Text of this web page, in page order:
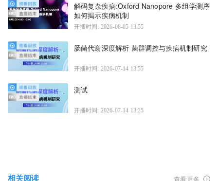
解码复杂疾病:Oxford Nanopore 多组学测序
如何揭示疾病机制
开播时间: 2026-08-05 13:55
肠菌代谢深度解析 菌群调控与疾病机制研究
开播时间: 2026-07-14 13:55
测试
开播时间: 2026-07-14 13:25
相关阅读 查看更多